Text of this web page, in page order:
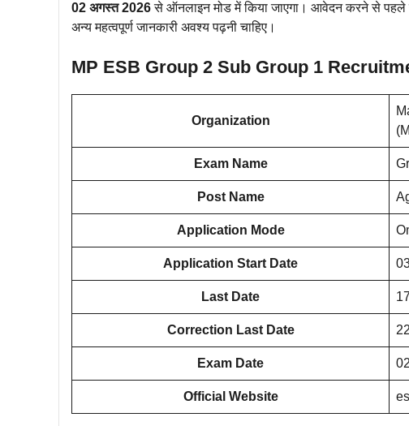
02 अगस्त 2026से ऑनलाइन मोड में किया जाएगा। आवेदन करने से पहले
अन्य महत्वपूर्ण जानकारी अवश्य पढ़नी चाहिए।
MP ESB Group 2 Sub Group 1
Organization
Exam Name
Post Name
Application Mode
Application Start Date
Last Date
Correction Last Date
Exam Date
Official Website